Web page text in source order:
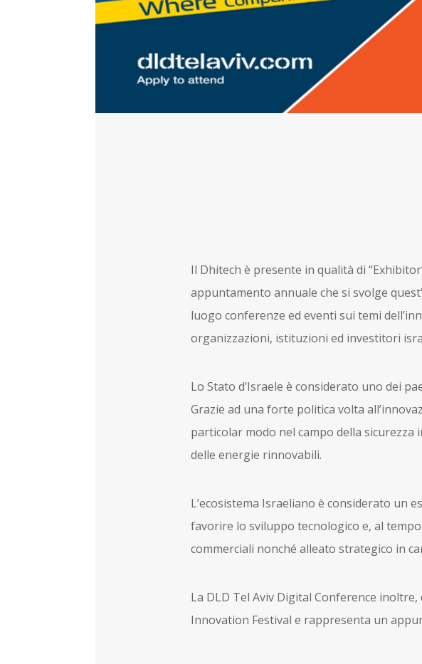
Il Dhitech è presente in qualità di
appuntamento annuale che si svolge
luogo conferenze ed eventi sui temi
organizzazioni, istituzioni ed investitori
Lo Stato d’Israele è considerato uno dei
Grazie ad una forte politica volta
particolar modo nel campo della sicurezza
delle energie rinnovabili.
L’ecosistema Israeliano è considerato un
favorire lo sviluppo tecnologico e, al
commerciali nonché alleato strategico in
La DLD Tel Aviv Digital Conference inoltre,
Innovation Festival e rappresenta un